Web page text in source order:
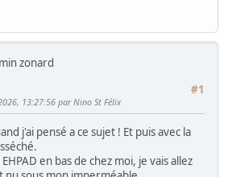
zonard
#1
13:27:56 par Nino St Félix
j'ai pensé a ce sujet ! Et puis avec la
en bas de chez moi, je vais allez